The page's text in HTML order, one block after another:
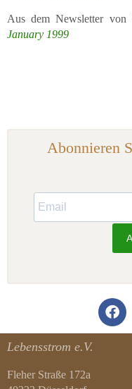
Aus dem Newsletter
January 1999
Abonnieren
Lebensstrom e.V.
Fleher Straße 172a